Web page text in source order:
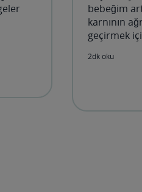
bebeğim
karnının
geçirmek
2dk oku